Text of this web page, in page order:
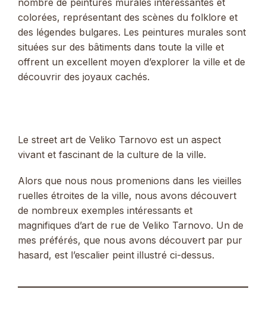
colorées, représentant des scènes du folklore et
des légendes bulgares. Les peintures murales sont
situées sur des bâtiments dans toute la ville et
offrent un excellent moyen d’explorer la ville et de
découvrir des joyaux cachés.
Le street art de Veliko Tarnovo est un aspect
vivant et fascinant de la culture de la ville.
Alors que nous nous promenions dans les vieilles
ruelles étroites de la ville, nous avons découvert
de nombreux exemples intéressants et
magnifiques d’art de rue de Veliko Tarnovo. Un de
mes préférés, que nous avons découvert par pur
hasard, est l’escalier peint illustré ci-dessus.